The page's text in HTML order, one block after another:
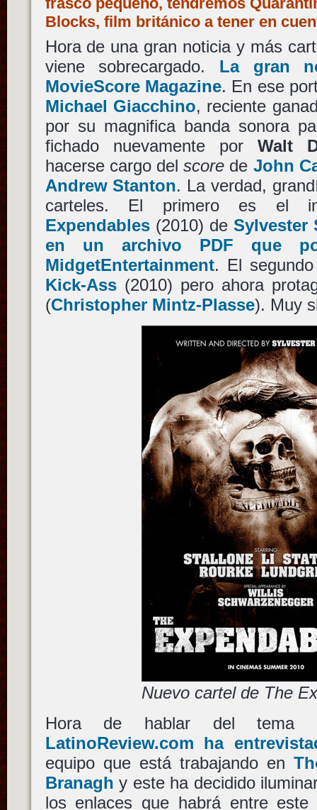
Blocks, film británico a tener en
Hora de una gran noticia y más
viene sobrecargado. La gran
MovieScore Magazine. En ese
Michael Giacchino, reciente
por su magnifica banda sonora
fichado nuevamente por Walt
hacerse cargo delscore de John
Andrew Stanton. La verdad,
carteles. El primero es el
Expendables(2010) de Sylvester
en un archivo PDF que
MidgetEntertainment. El
Kick-Ass(2010) pero ahora
(Christopher Mintz-Plasse). Muy
Nuevo cartel de The
Hora de hablar del tema
LatinoReview.com ha
equipo que está trabajando en
Branagh y este ha decidido
los enlaces que habrá entre